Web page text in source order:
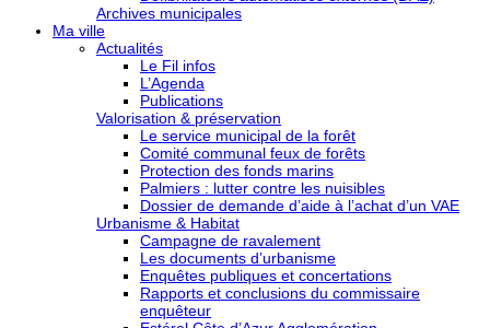
Archives municipales
Ma ville
Actualités
Le Fil infos
L’Agenda
Publications
Valorisation & préservation
Le service municipal de la forêt
Comité communal feux de forêts
Protection des fonds marins
Palmiers : lutter contre les nuisibles
Dossier de demande d’aide à l’achat d’un VAE
Urbanisme & Habitat
Campagne de ravalement
Les documents d’urbanisme
Enquêtes publiques et concertations
Rapports et conclusions du commissaire
enquêteur